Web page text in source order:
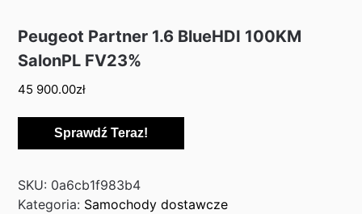
Peugeot Partner 1.6 BlueHDI 100KM
SalonPL FV23%
45 900.00zł
Sprawdź Teraz!
SKU: 0a6cb1f983b4
Kategoria: Samochody dostawcze